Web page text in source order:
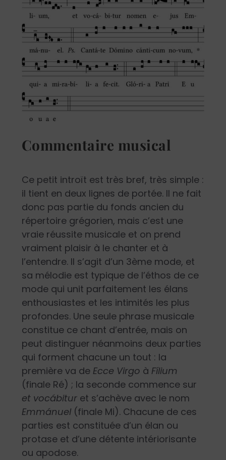
Commentaire musical
Ce petit introït est très bref, très simple :
il tient en deux lignes de portée. Il ne fait
donc pas partie du fonds ancien du
répertoire grégorien, mais c’est une
vraie réussite musicale et on prend
vraiment plaisir à le chanter et à
l’entendre. Il s’agit d’un 3èmemode, et
sa mélodie est typique de l’éthos de ce
mode qui unit parfaitement les élans
enthousiastes et les intimités les plus
profondes. Une seule phrase musicale
constitue ce chant d’entrée, mais on
peut distinguer néanmoins deux parties
qui forment chacune un tout : la
première va de Ecce Virgo à Fílium
(finale Ré) ; la seconde commence sur
et vocábituret s’achève avec le nom
Emmánuel(finale Mi). Chacune de ces
parties est constituée d’un élan ou
protase et d’une détente intériorisante
ou apodose.